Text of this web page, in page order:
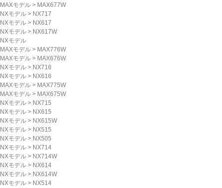
MAXモデル > MAX677W
NXモデル > NX717
NXモデル > NX617
NXモデル > NX617W
NXモデル
MAXモデル > MAX776W
MAXモデル > MAX676W
NXモデル > NX716
NXモデル > NX616
MAXモデル > MAX775W
MAXモデル > MAX675W
NXモデル > NX715
NXモデル > NX615
NXモデル > NX615W
NXモデル > NX515
NXモデル > NX505
NXモデル > NX714
NXモデル > NX714W
NXモデル > NX614
NXモデル > NX614W
NXモデル > NX514